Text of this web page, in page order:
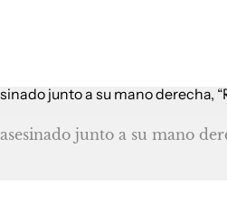
junto a su mano